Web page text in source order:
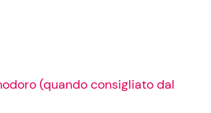
(quando consigliato dal